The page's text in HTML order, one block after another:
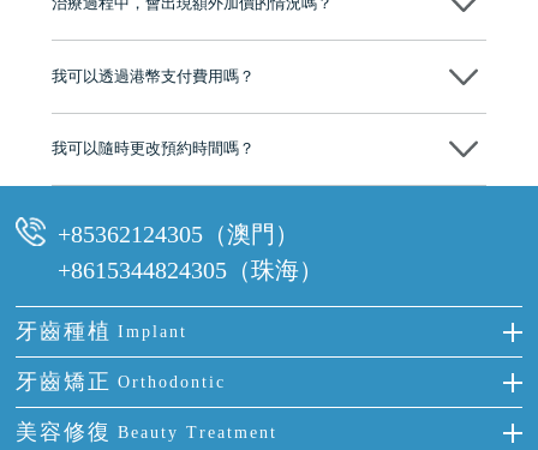
有咨詢及服務保障中心，有任何問題都可以隨時預約免費咨詢，讓人十
我可以透過港幣支付費用嗎？
我可以隨時更改預約時間嗎？
可以，請盡早通過wechat或whatsapp聯絡我們，告知我們你原本預約的
+85362124305（澳門）
+8615344824305（珠海）
牙齒種植 Implant
種牙
單顆牙缺失
牙齒矯正 Orthodontic
隱形箍牙
美容修復 Beauty Treatment